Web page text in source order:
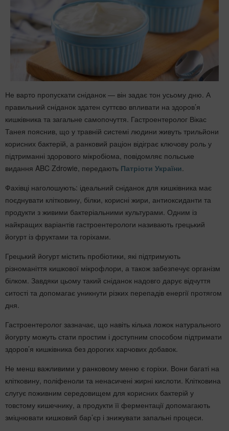
Не варто пропускати сніданок — він задає тон усьому дню. А
правильний сніданок здатен суттєво впливати на здоров’я
кишківника та загальне самопочуття. Гастроентеролог Вікас
Танея пояснив, що у травній системі людини живуть трильйони
корисних бактерій, а ранковий раціон відіграє ключову роль у
підтриманні здорового мікробіома, повідомляє польське
видання ABC Zdrowie, передають Патріоти України.
Фахівці наголошують: ідеальний сніданок для кишківника має
поєднувати клітковину, білки, корисні жири, антиоксиданти та
продукти з живими бактеріальними культурами. Одним із
найкращих варіантів гастроентерологи називають грецький
йогурт із фруктами та горіхами.
Грецький йогурт містить пробіотики, які підтримують
різноманіття кишкової мікрофлори, а також забезпечує організм
білком. Завдяки цьому такий сніданок надовго дарує відчуття
ситості та допомагає уникнути різких перепадів енергії протягом
дня.
Гастроентеролог зазначає, що навіть кілька ложок натурального
йогурту можуть стати простим і доступним способом підтримати
здоров’я кишківника без дорогих харчових добавок.
Не менш важливими у ранковому меню є горіхи. Вони багаті на
клітковину, поліфеноли та ненасичені жирні кислоти. Клітковина
слугує поживним середовищем для корисних бактерій у
товстому кишечнику, а продукти її ферментації допомагають
зміцнювати кишковий бар’єр і знижувати запальні процеси.